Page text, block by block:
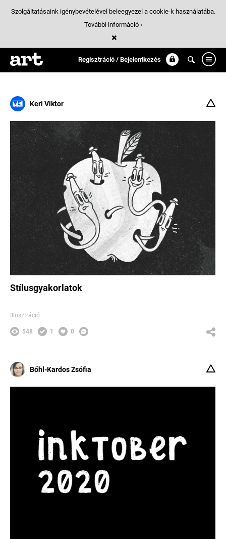
Regisztráció / Bejelentkezés
Találatok/ 9:
inktober
Keri Viktor
Stílusgyakorlatok
Illusztráció
548 1 0
Bőhl-Kardos Zsófia
Szolgáltatásaink igénybevételével beleegyezel a cookie-k használatába.
További információ ›